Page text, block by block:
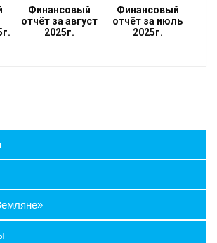
Финансовый
отчёт за август
2025г.
Финансовый
отчёт за июль
2025г.